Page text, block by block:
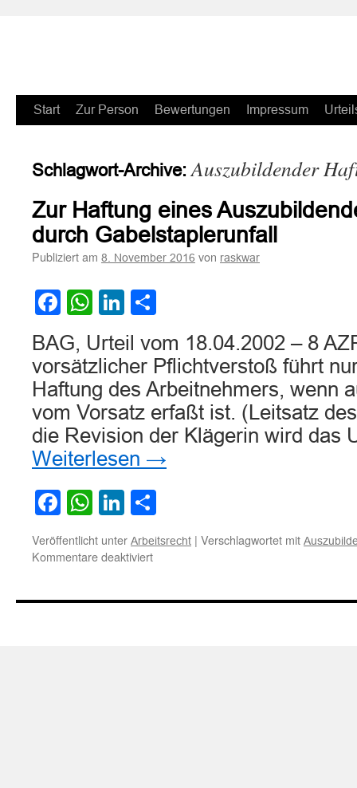
Zum
springen
Start Zur Person Bewertungen Impressum
Schlagwort-Archive:Auszubildender
Zur Haftung eines
durch Gabelstaplerunfall
Publiziert am 8. November 2016 von raskwar
Facebook
WhatsApp
LinkedIn
BAG, Urteil vom 18.04.2002 – 8
vorsätzlicher Pflichtverstoß führt
Haftung des Arbeitnehmers, wenn
vom Vorsatz erfaßt ist. (Leitsatz
die Revision der Klägerin wird das
Weiterlesen →
Facebook
WhatsApp
LinkedIn
Veröffentlicht unter Arbeitsrecht | Verschlagwortet mit
Kommentare deaktiviertfür
eines